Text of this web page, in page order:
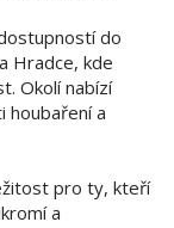
do
Hradce, kde
Okolí nabízí
houbaření a
pro ty, kteří
a